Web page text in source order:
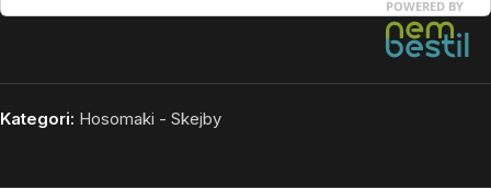
Kategori: Hosomaki - Skejby